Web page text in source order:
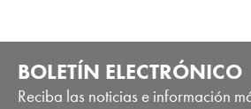
BOLETÍN ELECTRÓNICO
Reciba las noticias e información